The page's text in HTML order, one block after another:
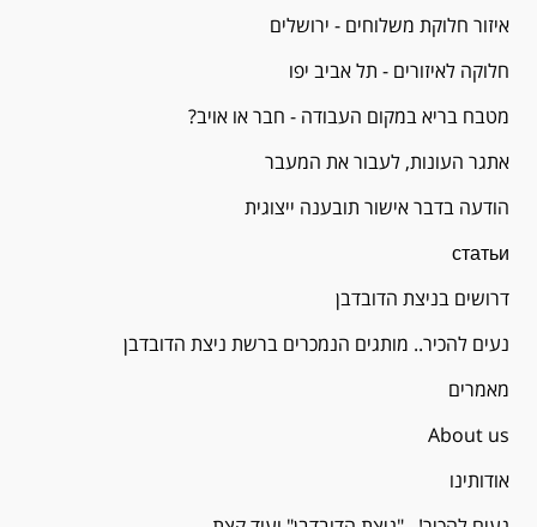
איזור חלוקת משלוחים - ירושלים
חלוקה לאיזורים - תל אביב יפו
מטבח בריא במקום העבודה - חבר או אויב?
אתגר העונות, לעבור את המעבר
הודעה בדבר אישור תובענה ייצוגית
статьи
דרושים בניצת הדובדבן
נעים להכיר.. מותגים הנמכרים ברשת ניצת הדובדבן
מאמרים
About us
אודותינו